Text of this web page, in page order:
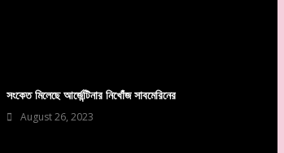
সংকেত মিলেছে আর্জেন্টিনার নিখোঁজ সাবমেরিনের
August 26, 2023